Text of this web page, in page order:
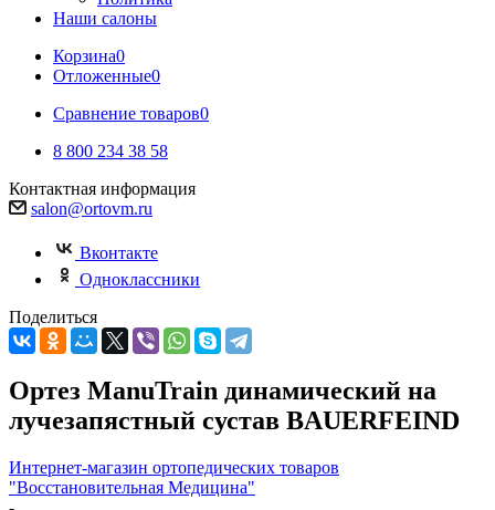
Наши салоны
Корзина0
Отложенные0
Сравнение товаров0
8 800 234 38 58
Контактная информация
salon@ortovm.ru
Вконтакте
Одноклассники
Поделиться
Ортез ManuTrain динамический на
лучезапястный сустав BAUERFEIND
Интернет-магазин ортопедических товаров
"Восстановительная Медицина"